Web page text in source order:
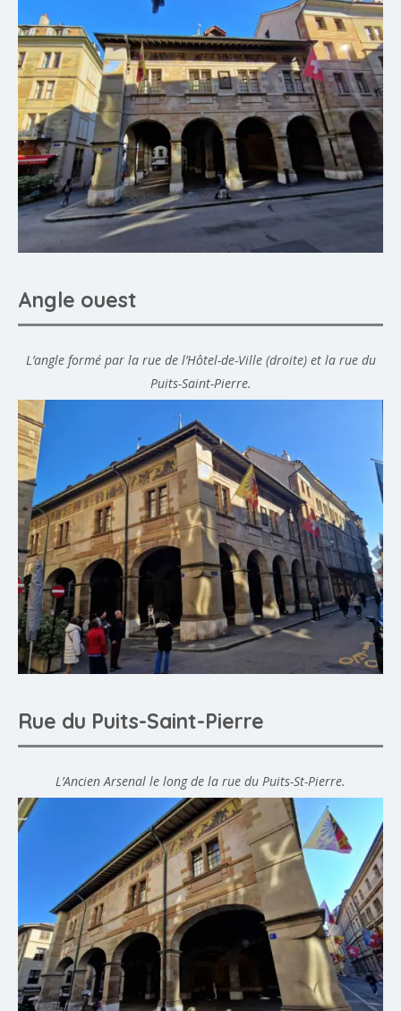
Angle ouest
L’angle formé par la rue de l’Hôtel-de-Ville (droite) et la rue du
Puits-Saint-Pierre.
Rue du Puits-Saint-Pierre
L’Ancien Arsenal le long de la rue du Puits-St-Pierre.